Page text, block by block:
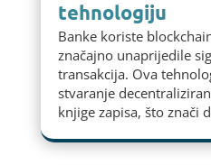
tehnologiju
Banke koriste
značajno unaprijedile
transakcija. Ova
stvaranje
knjige zapisa, što znači